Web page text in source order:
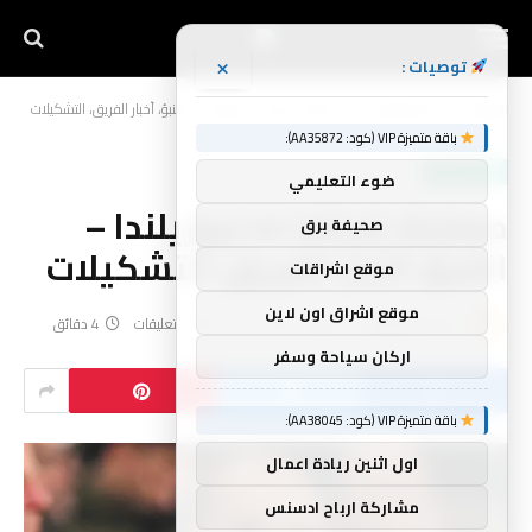
معاينة: إنجلترا vs نيوزيلندا –
التنبؤ، أخبار الفريق، التشكيلات
بواسطةyynnbb يونيو 4, 2026 لا توجد تعليقات 4 دقائق
توصيات : ×
باقة متميزة VIP (كود: AA35872):
ضوء التعليمي
صحيفة برق
موقع اشراقات
موقع اشراق اون لاين
اركان سياحة وسفر
باقة متميزة VIP (كود: AA38045):
اول اثنين ريادة اعمال
مشاركة ارباح ادسنس